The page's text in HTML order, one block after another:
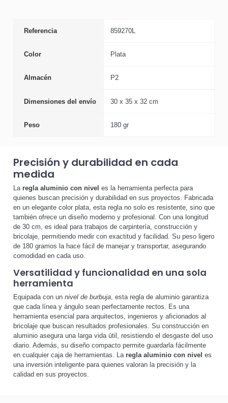
Referencia 859270L
Color Plata
Almacén P2
Dimensiones del envío 30 x 35 x 32 cm
Peso 180 gr
Precisión y durabilidad en cada
medida
La regla aluminio con nivel es la herramienta perfecta para
quienes buscan precisión y durabilidad en sus proyectos. Fabricada
en un elegante color plata, esta regla no solo es resistente, sino que
también ofrece un diseño moderno y profesional. Con una longitud
de 30 cm, es ideal para trabajos de carpintería, construcción y
bricolaje, permitiendo medir con exactitud y facilidad. Su peso ligero
de 180 gramos la hace fácil de manejar y transportar, asegurando
comodidad en cada uso.
Versatilidad y funcionalidad en una sola
herramienta
Equipada con un nivel de burbuja , esta regla de aluminio garantiza
que cada línea y ángulo sean perfectamente rectos. Es una
herramienta esencial para arquitectos, ingenieros y aficionados al
bricolaje que buscan resultados profesionales. Su construcción en
aluminio asegura una larga vida útil, resistiendo el desgaste del uso
diario. Además, su diseño compacto permite guardarla fácilmente
en cualquier caja de herramientas. La regla aluminio con nivel es
una inversión inteligente para quienes valoran la precisión y la
calidad en sus proyectos.